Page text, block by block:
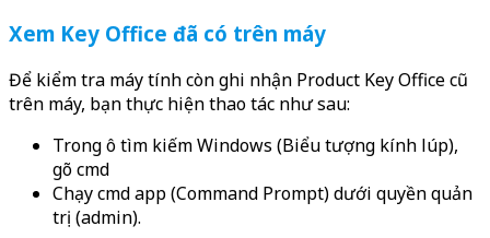
Xem Key Office đã có trên máy
Để kiểm tra máy tính còn ghi nhận Product Key Office cũ
trên máy, bạn thực hiện thao tác như sau:
Trong ô tìm kiếm Windows (Biểu tượng kính lúp),
gõ cmd
Chạy cmd app (Command Prompt) dưới quyền quản
trị (admin).